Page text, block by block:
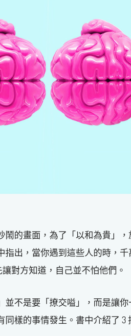
鬧的畫面，為了「以和為貴」
指出，當你遇到這些人的時，
對方知道，自己並不怕他們。
並不是要「撩交嗌」，而是讓
樣的事情發生。書中介紹了 3